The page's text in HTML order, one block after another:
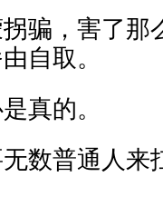
骗，害了那
自取。
真的。
数普通人来